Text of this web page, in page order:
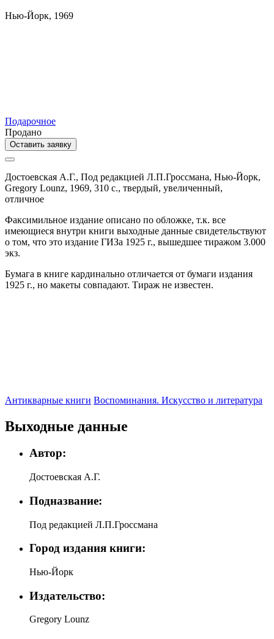
Нью-Йорк, 1969
Подарочное
Продано
Оставить заявку
Достоевская А.Г., Под редакцией Л.П.Гроссмана, Нью-Йорк,
Gregory Lounz, 1969, 310 с., твердый, увеличенный,
отличное
Факсимильное издание описано по обложке, т.к. все
имеющиеся внутри книги выходные данные свидетельствуют
о том, что это издание ГИЗа 1925 г., вышедшее тиражом 3.000
экз.
Бумага в книге кардинально отличается от бумаги издания
1925 г., но макеты совпадают. Тираж не известен.
Антикварные книги Воспоминания. Искусство и литература
Выходные данные
Автор:
Достоевская А.Г.
Подназвание:
Под редакцией Л.П.Гроссмана
Город издания книги:
Нью-Йорк
Издательство:
Gregory Lounz